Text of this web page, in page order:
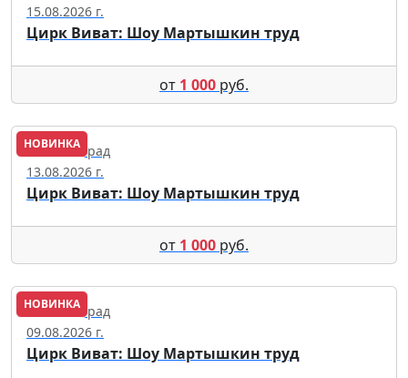
15.08.2026 г.
Цирк Виват: Шоу Мартышкин труд
от 1 000 руб.
НОВИНКА
Калининград
13.08.2026 г.
Цирк Виват: Шоу Мартышкин труд
от 1 000 руб.
НОВИНКА
Калининград
09.08.2026 г.
Цирк Виват: Шоу Мартышкин труд